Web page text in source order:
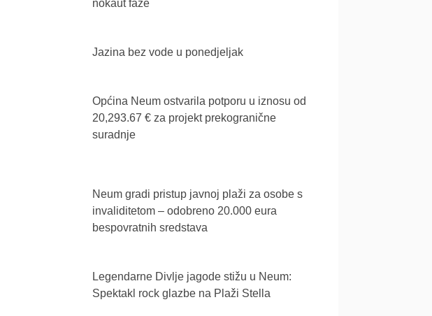
nokaut faze
Jazina bez vode u ponedjeljak
Općina Neum ostvarila potporu u iznosu od
20,293.67 € za projekt prekogranične
suradnje
Neum gradi pristup javnoj plaži za osobe s
invaliditetom – odobreno 20.000 eura
bespovratnih sredstava
Legendarne Divlje jagode stižu u Neum:
Spektakl rock glazbe na Plaži Stella